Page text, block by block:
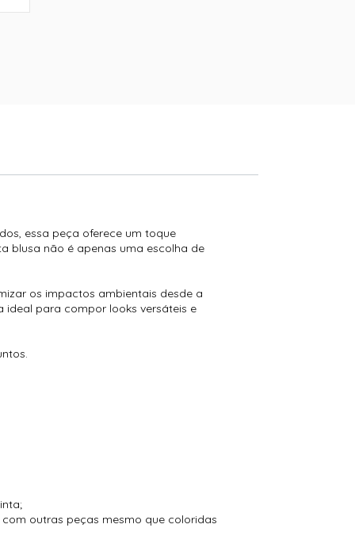
essa peça oferece um toque
blusa não é apenas uma escolha de
os impactos ambientais desde a
para compor looks versáteis e
outras peças mesmo que coloridas